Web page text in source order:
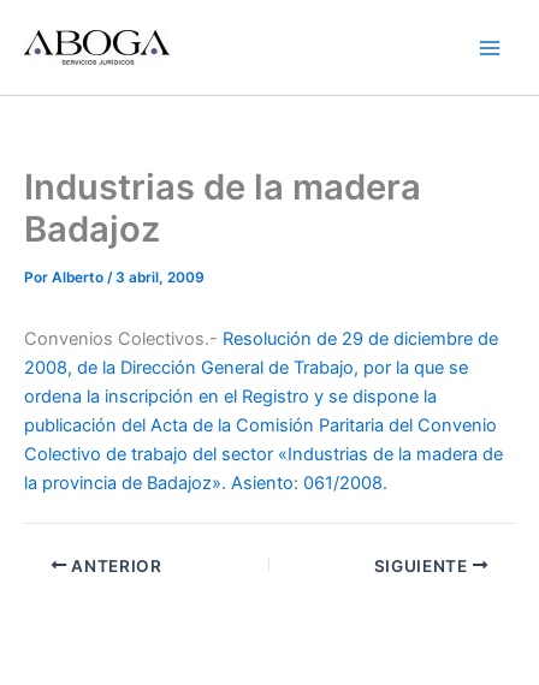
contenido
Industrias de la madera
Badajoz
Por Alberto /3 abril, 2009
Convenios Colectivos.- Resolución de 29 de diciembre de
2008, de la Dirección General de Trabajo, por la que se
ordena la inscripción en el Registro y se dispone la
publicación del Acta de la Comisión Paritaria del Convenio
Colectivo de trabajo del sector «Industrias de la madera de
la provincia de Badajoz». Asiento: 061/2008.
ANTERIOR SIGUIENTE